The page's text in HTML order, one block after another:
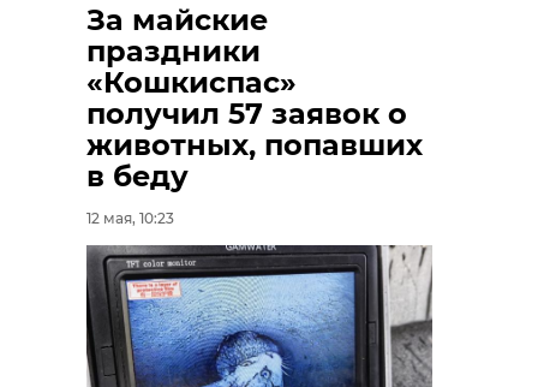
За майские
праздники
«Кошкиспас»
получил 57 заявок о
животных, попавших
в беду
12 мая, 10:23